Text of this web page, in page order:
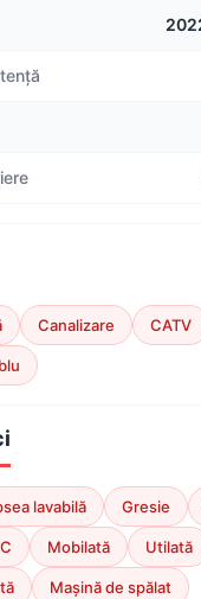
Canalizare CATV
lavabilă Gresie
Mobilată Utilată
Mașină de spălat